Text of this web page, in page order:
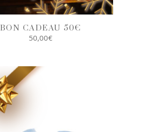
BON CADEAU 50€
50,00€
SELECT
OPTIONS